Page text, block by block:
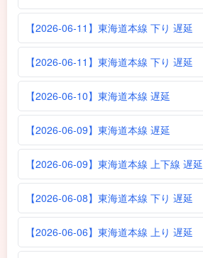
【2026-06-11】東海道本線 下り 遅延
【2026-06-11】東海道本線 下り 遅延
【2026-06-10】東海道本線 遅延
【2026-06-09】東海道本線 遅延
【2026-06-09】東海道本線 上下線 遅延
【2026-06-08】東海道本線 下り 遅延
【2026-06-06】東海道本線 上り 遅延